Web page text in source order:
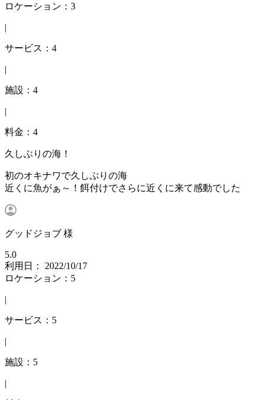
ロケーション：3
|
サービス：4
|
施設：4
|
料金：4
久しぶりの海！
初のオキナワで久しぶりの海
近くに魚がぁ～！餌付けでさらに近くに来て感動でした
グッドジョブ 様
5.0
利用日： 2022/10/17
ロケーション：5
|
サービス：5
|
施設：5
|